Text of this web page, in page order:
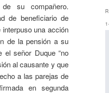
su compañero.
de beneficiario de
una acción
de la pensión a su
el señor Duque “no
al causante y que
a las parejas de
en segunda